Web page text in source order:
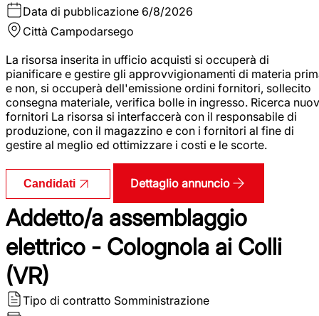
Data di pubblicazione 6/8/2026
Città Campodarsego
La risorsa inserita in ufficio acquisti si occuperà di
pianificare e gestire gli approvvigionamenti di materia
e non, si occuperà dell'emissione ordini fornitori, sollecito
consegna materiale, verifica bolle in ingresso. Ricerca
fornitori La risorsa si interfaccerà con il responsabile di
produzione, con il magazzino e con i fornitori al fine di
gestire al meglio ed ottimizzare i costi e le scorte.
Candidati Dettaglio annuncio
Addetto/a assemblaggio
elettrico - Colognola ai Colli
(VR)
Tipo di contratto Somministrazione